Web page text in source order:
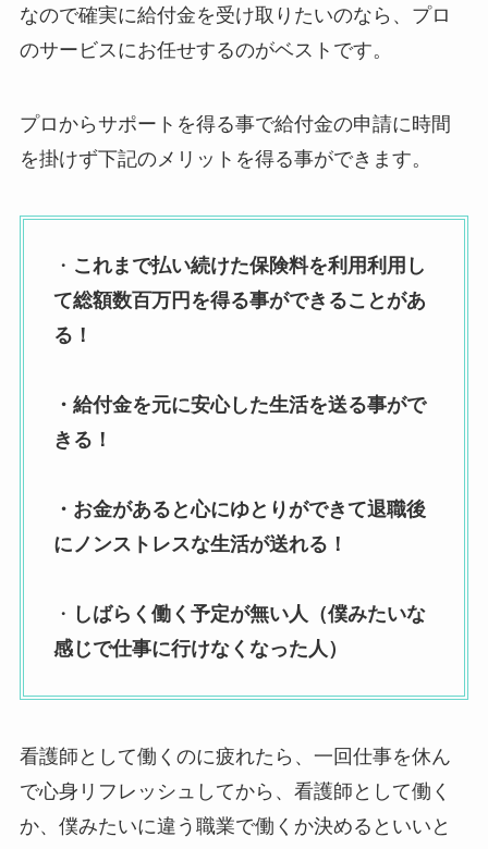
なので確実に給付金を受け取りたいのなら、プロ
のサービスにお任せするのがベストです。
プロからサポートを得る事で給付金の申請に時間
を掛けず下記のメリットを得る事ができます。
・ これまで払い続けた保険料を利用利用し
て総額数百万円を得る事ができることがあ
る！
・給付金を元に安心した生活を送る事がで
きる！
・お金があると心にゆとりができて退職後
にノンストレスな生活が送れる！
・ しばらく働く予定が無い人（僕みたいな
感じで仕事に行けなくなった人）
看護師として働くのに疲れたら、一回仕事を休ん
で心身リフレッシュしてから、看護師として働く
か、僕みたいに違う職業で働くか決めるといいと